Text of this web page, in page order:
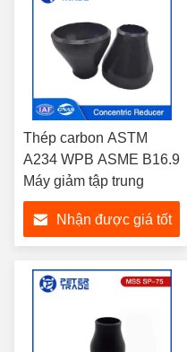
Thép carbon ASTM
A234 WPB ASME B16.9
Máy giảm tập trung
Nhận được giá tốt